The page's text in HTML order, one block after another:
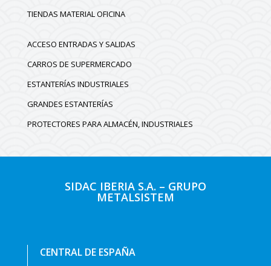
TIENDAS MATERIAL OFICINA
ACCESO ENTRADAS Y SALIDAS
CARROS DE SUPERMERCADO
ESTANTERÍAS INDUSTRIALES
GRANDES ESTANTERÍAS
PROTECTORES PARA ALMACÉN, INDUSTRIALES
SIDAC IBERIA S.A. – GRUPO
METALSISTEM
CENTRAL DE ESPAÑA